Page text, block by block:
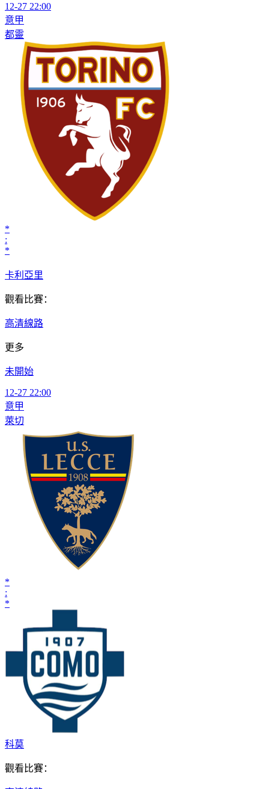
12-27 22:00
意甲
都靈
*
:
*
卡利亞里
觀看比賽：
高清線路
更多
未開始
12-27 22:00
意甲
萊切
*
:
*
科莫
觀看比賽：